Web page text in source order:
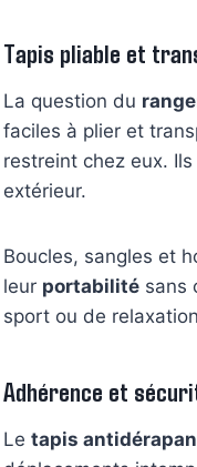
Tapis pliable et
La question du
faciles à plier et
restreint chez eux.
extérieur.
Boucles, sangles et
leur portabilité sans
sport ou de
Adhérence et
Le tapis